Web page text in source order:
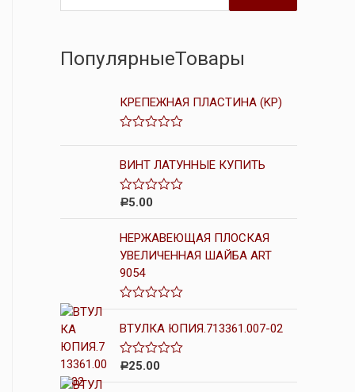
ПопулярныеТовары
КРЕПЕЖНАЯ ПЛАСТИНА (KP)
е
к
а
и
з
ВИНТ ЛАТУННЫЕ КУПИТЬ
О
н
к
а
0
и
з
5
Р5.00
НЕРЖАВЕЮЩАЯ ПЛОСКАЯ
УВЕЛИЧЕННАЯ ШАЙБА ART
9054
О
ц
е
н
к
а
0
ВТУЛКА ЮПИЯ.713361.007-02
О
Р25.00